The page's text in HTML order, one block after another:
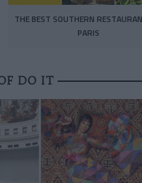
THE BEST SOUTHERN
PARIS
DO IT